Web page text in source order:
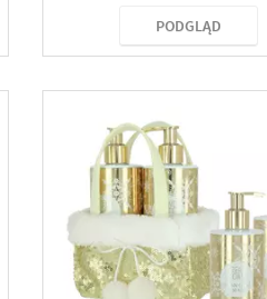
PODGLĄD